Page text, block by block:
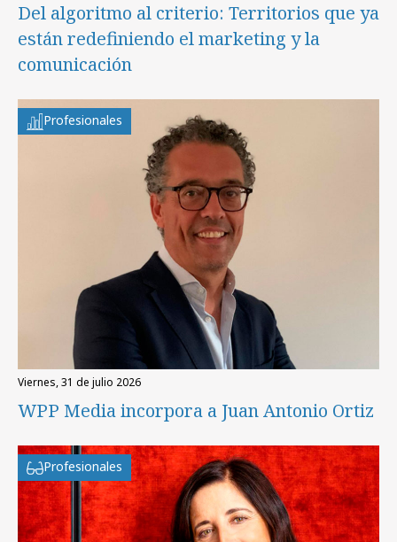
Del algoritmo al criterio: Territorios que ya
están redefiniendo el marketing y la
comunicación
Profesionales
viernes, 31 de julio 2026
WPP Media incorpora a Juan Antonio Ortiz
Profesionales